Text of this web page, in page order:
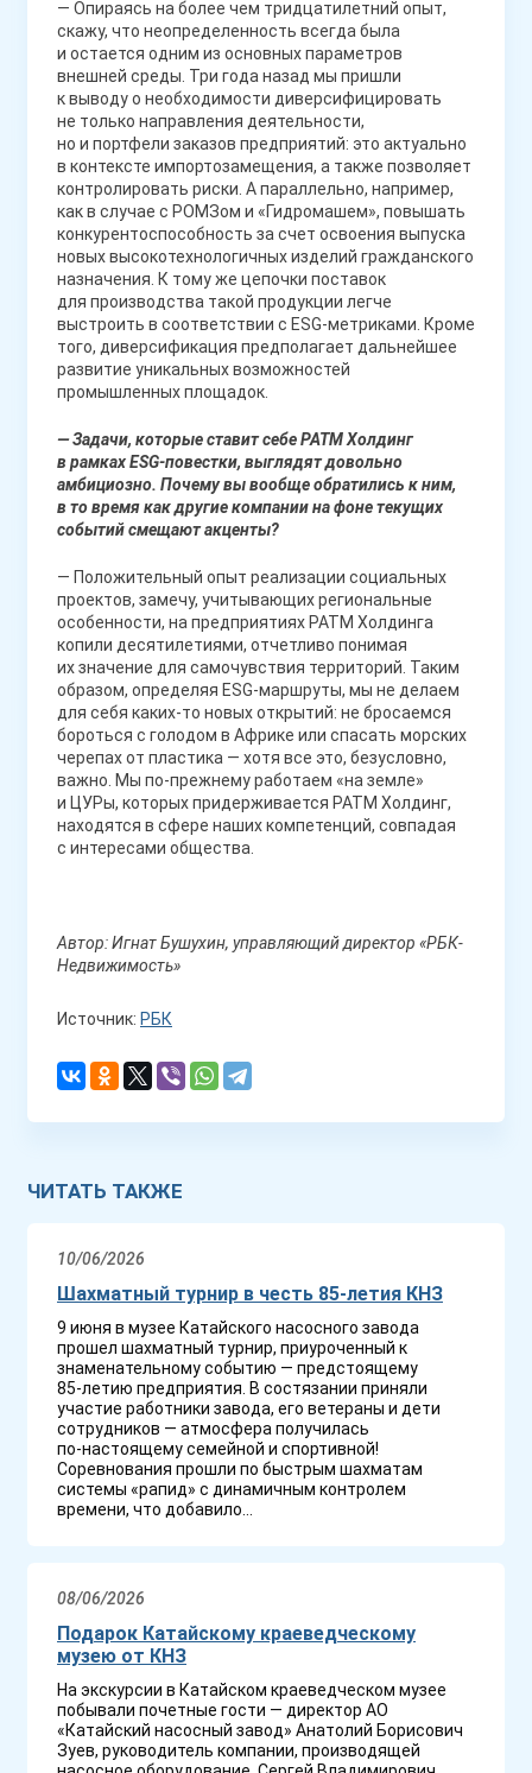
— Опираясь на более чем тридцатилетний опыт,
скажу, что неопределенность всегда была
и остается одним из основных параметров
внешней среды. Три года назад мы пришли
к выводу о необходимости диверсифицировать
не только направления деятельности,
но и портфели заказов предприятий: это актуально
в контексте импортозамещения, а также позволяет
контролировать риски. А параллельно, например,
как в случае с РОМЗом и «Гидромашем», повышать
конкурентоспособность за счет освоения выпуска
новых высокотехнологичных изделий гражданского
назначения. К тому же цепочки поставок
для производства такой продукции легче
выстроить в соответствии с ESG-метриками. Кроме
того, диверсификация предполагает дальнейшее
развитие уникальных возможностей
промышленных площадок.
— Задачи, которые ставит себе РАТМ Холдинг
в рамках ESG-повестки, выглядят довольно
амбициозно. Почему вы вообще обратились к ним,
в то время как другие компании на фоне текущих
событий смещают акценты?
— Положительный опыт реализации социальных
проектов, замечу, учитывающих региональные
особенности, на предприятиях РАТМ Холдинга
копили десятилетиями, отчетливо понимая
их значение для самочувствия территорий. Таким
образом, определяя ESG-маршруты, мы не делаем
для себя каких-то новых открытий: не бросаемся
бороться с голодом в Африке или спасать морских
черепах от пластика — хотя все это, безусловно,
важно. Мы по-прежнему работаем «на земле»
и ЦУРы, которых придерживается РАТМ Холдинг,
находятся в сфере наших компетенций, совпадая
с интересами общества.
Автор: Игнат Бушухин, управляющий директор «РБК-
Недвижимость»
Источник: РБК
ЧИТАТЬ ТАКЖЕ
10/06/2026
Шахматный турнир в честь 85-летия КНЗ
9 июня в музее Катайского насосного завода
прошел шахматный турнир, приуроченный к
знаменательному событию — предстоящему
85‑летию предприятия. В состязании приняли
участие работники завода, его ветераны и дети
сотрудников — атмосфера получилась
по‑настоящему семейной и спортивной!
Соревнования прошли по быстрым шахматам
системы «рапид» с динамичным контролем
времени, что добавило...
08/06/2026
Подарок Катайскому краеведческому
музею от КНЗ
На экскурсии в Катайском краеведческом музее
побывали почетные гости — директор АО
«Катайский насосный завод» Анатолий Борисович
Зуев, руководитель компании, производящей